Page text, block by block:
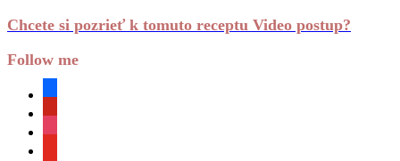
Chcete si pozrieť k tomuto receptu Video postup?
Follow me